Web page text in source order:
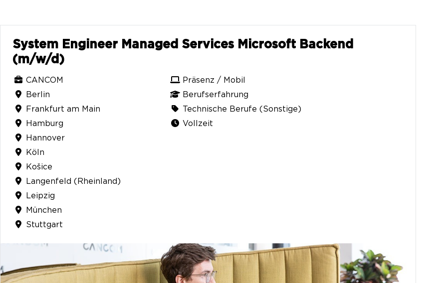
System Engineer Managed Services Microsoft Backend
(m/w/d)
CANCOM
Berlin
Frankfurt am Main
Hamburg
Hannover
Köln
Košice
Langenfeld (Rheinland)
Leipzig
München
Stuttgart
Präsenz / Mobil
Berufserfahrung
Technische Berufe (Sonstige)
Vollzeit